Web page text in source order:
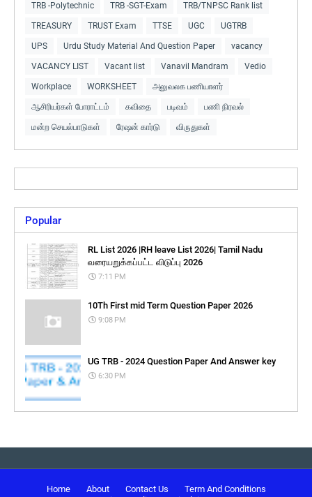
TRB -Polytechnic TRB -SGT-Exam TRB/TNPSC Rank list
TREASURY TRUST Exam TTSE UGC UGTRB
UPS Urdu Study Material And Question Paper vacancy
VACANCY LIST Vacant list Vanavil Mandram Vedio
Workplace WORKSHEET அலுவலக பணியாளர்
ஆசிரியர்கள் போராட்டம் கவிதை படிவம் பணி நிரவல்
மன்ற செயல்பாடுகள் ரேஷன் கார்டு விருதுகள்
Popular
RL List 2026 |RH leave List 2026| Tamil Nadu
வரையறுக்கப்பட்ட விடுப்பு 2026
7:11 PM
10Th First mid Term Question Paper 2026
9:08 PM
UG TRB - 2024 Question Paper And Answer key
6:30 PM
Home About Contact Us
Term And Conditions